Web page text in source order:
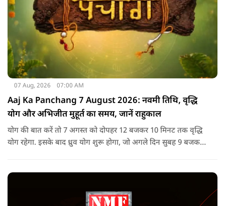
07 Aug, 2026 07:00 AM
Aaj Ka Panchang 7 August 2026: नवमी तिथि, वृद्धि
योग और अभिजीत मुहूर्त का समय, जानें राहुकाल
योग की बात करें तो 7 अगस्त को दोपहर 12 बजकर 10 मिनट तक वृद्धि
योग रहेगा. इसके बाद ध्रुव योग शुरू होगा, जो अगले दिन सुबह 9 बजकर